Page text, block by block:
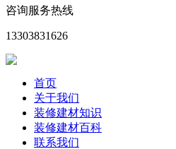
咨询服务热线
13303831626
首页
关于我们
装修建材知识
装修建材百科
联系我们